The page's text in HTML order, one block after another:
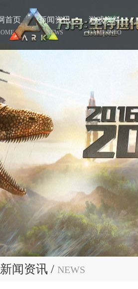
首页 新闻资讯
NEWS
游戏资料
GAME INFO
新闻资讯 / NEWS